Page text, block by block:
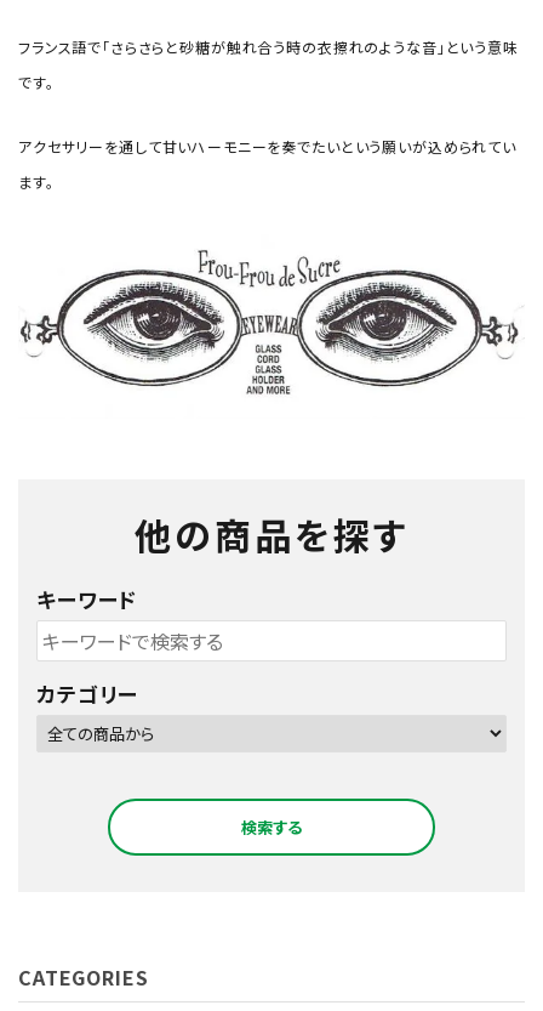
フランス語で「さらさらと砂糖が触れ合う時の衣擦れのような音」という意味
です。
アクセサリーを通して甘いハーモニーを奏でたいという願いが込められてい
ます。
他の商品を探す
キーワード
カテゴリー
検索する
キーワード
CATEGORIES